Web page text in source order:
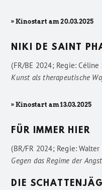
» Kinostart am 20.03.2025
NIKI DE SAINT
(FR/BE 2024; Regie:
Kunst als therapeutische
» Kinostart am 13.03.2025
FÜR IMMER HIER
(BR/FR 2024; Regie: Walter
Gegen das Regime der Angst
DIE